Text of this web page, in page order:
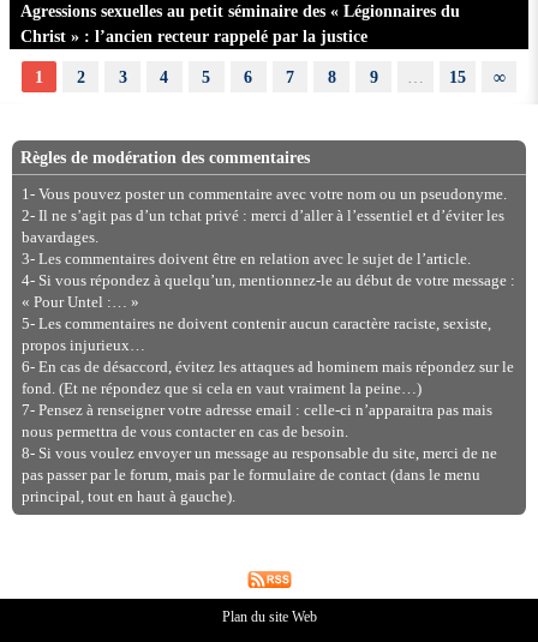
Agressions sexuelles au petit séminaire des « Légionnaires du
Christ » : l’ancien recteur rappelé par la justice
1 2 3 4 5 6 7 8 9 … 15 ∞
Règles de modération des commentaires
1- Vous pouvez poster un commentaire avec votre nom ou un pseudonyme.
2- Il ne s’agit pas d’un tchat privé : merci d’aller à l’essentiel et d’éviter les
bavardages.
3- Les commentaires doivent être en relation avec le sujet de l’article.
4- Si vous répondez à quelqu’un, mentionnez-le au début de votre message :
« Pour Untel :… »
5- Les commentaires ne doivent contenir aucun caractère raciste, sexiste,
propos injurieux…
6- En cas de désaccord, évitez les attaques ad hominem mais répondez sur le
fond. (Et ne répondez que si cela en vaut vraiment la peine…)
7- Pensez à renseigner votre adresse email : celle-ci n’apparaitra pas mais
nous permettra de vous contacter en cas de besoin.
8- Si vous voulez envoyer un message au responsable du site, merci de ne
pas passer par le forum, mais par le formulaire de contact (dans le menu
principal, tout en haut à gauche).
Plan du site Web